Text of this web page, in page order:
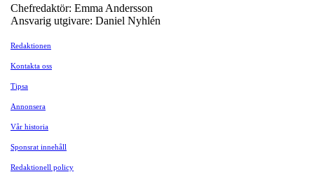
Chefredaktör: Emma Andersson
Ansvarig utgivare: Daniel Nyhlén
Redaktionen
Kontakta oss
Tipsa
Annonsera
Vår historia
Sponsrat innehåll
Redaktionell policy